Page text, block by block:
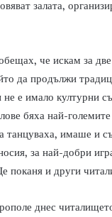
залата,
че искам за
да продължи
е имало културни
бяха най-
имаше и
за най-добри
поканя и други
днес